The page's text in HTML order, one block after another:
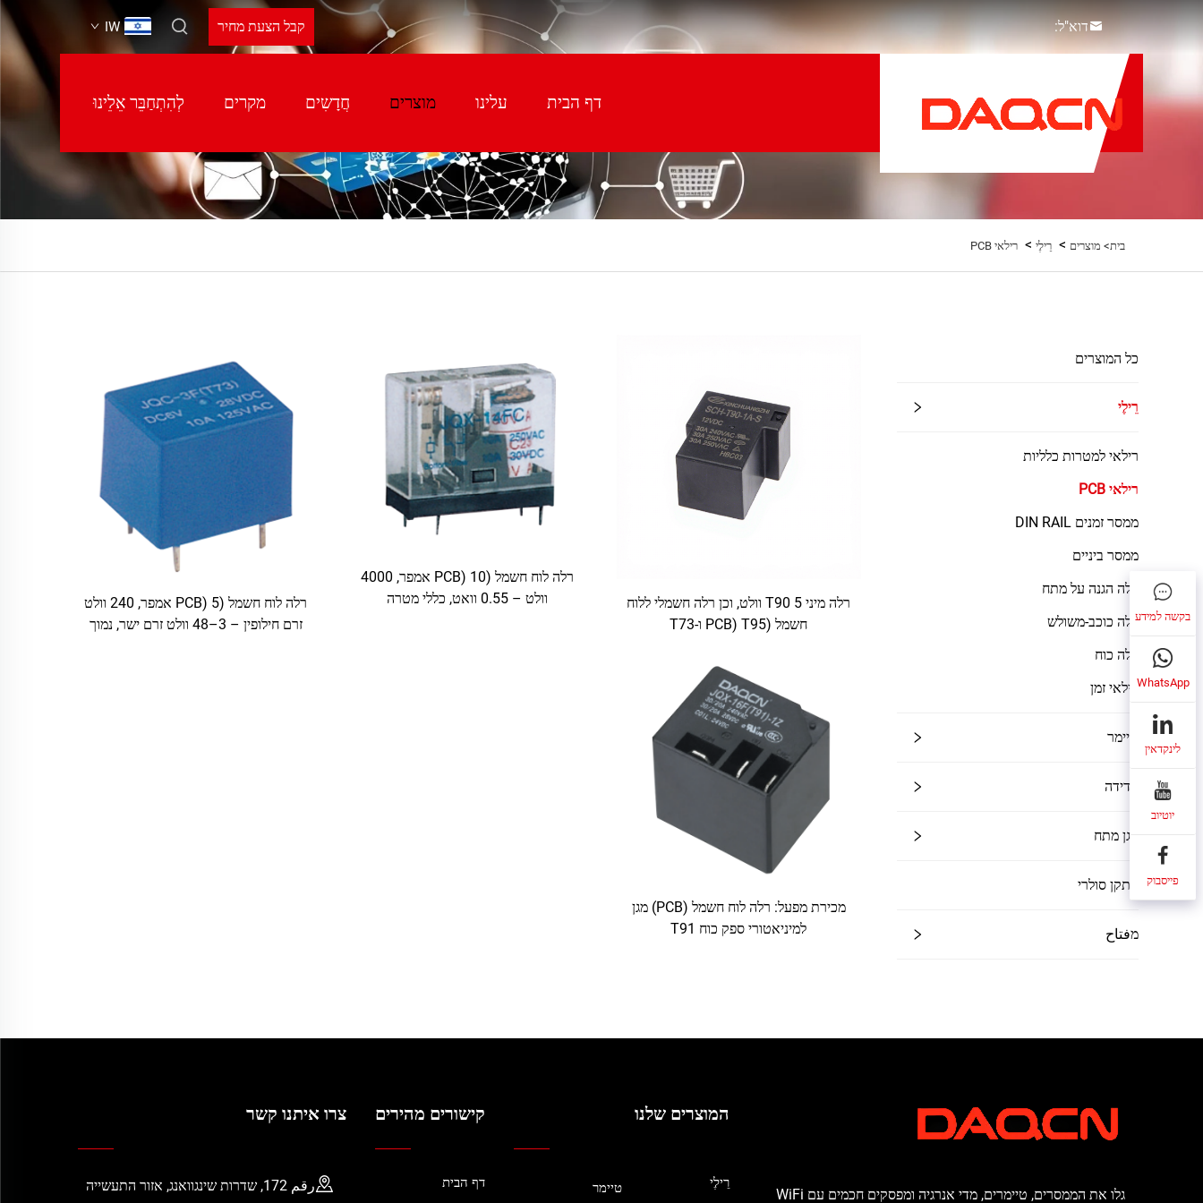
דוא"ל: קבל הצעת מחיר IW
דף הבית עלינו מוצרים חֲדָשִים מקרים לְהִתְחַבֵּר אֵלֵינוּ
בית> מוצרים > רֵילֶי > רילאי PCB
כל המוצרים
רֵילֶי
רילאי למטרות כלליות
רילאי PCB
ממסר זמנים DIN RAIL
ממסר ביניים
רלה הגנה על מתח
רלה כוכב-משולש
רלה כוח
רילאי זמן
טיימר
מדידה
מגן מתח
התקן סולרי
מفتاح
רלה מיני T90 5 וולט, וכן רלה חשמלי ללוח
חשמל (PCB) T95 ו-T73
רלה לוח חשמל (PCB) 10 אמפר, 4000
וולט – 0.55 וואט, כללי מטרה
רלה לוח חשמל (PCB) 5 אמפר, 240 וולט
זרם חילופין – 3–48 וולט זרם ישר, נמוך
מכירת מפעל: רלה לוח חשמל (PCB) מגן
למיניאטורי ספק כוח T91
בקשה למידע
WhatsApp
לינקדאין
יוטיוב
פייסבוק
גלו את הממסרים, טיימרים, מדי אנרגיה ומפסקים חכמים עם WiFi
המוצרים שלנו
רֵילֶי טיימר
קישורים מהירים
דף הבית
צרו איתנו קשר
رقم 172, שדרות שינגוואנג, אזור התעשייה